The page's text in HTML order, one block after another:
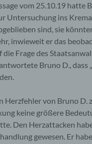
vom 25.10.19 hatte
Untersuchung ins
sind, sie
inwieweit er das
Frage des
Bruno D., dass
von Bruno D.
keine größere
Den Herzattacken
gewesen. Er